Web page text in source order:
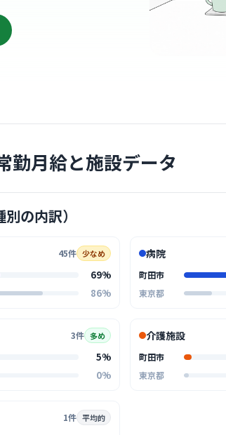
勤月給と施設データ
の内訳）
45件 少なめ
69%
86%
病院
町田市
東京都
3件 多め
5%
0%
介護施設
町田市
東京都
1件 平均的